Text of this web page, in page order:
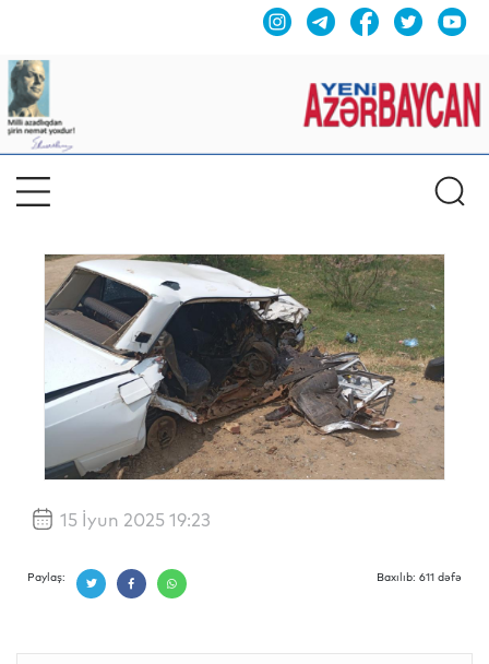
15 İyun 2025 19:23
Paylaş: Baxılıb: 611 dəfə